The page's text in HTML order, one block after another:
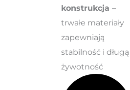
konstrukcja –
trwałe materiały
zapewniają
stabilność i długą
żywotność